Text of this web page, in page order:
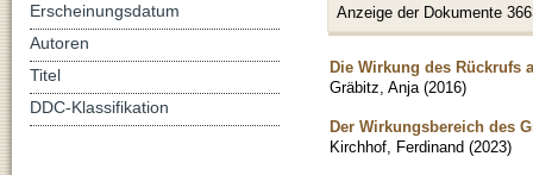
Anzeige der Dokumente
Die Wirkung des Rückrufs
Gräbitz, Anja (2016)
Der Wirkungsbereich des
Kirchhof, Ferdinand (2023)
Erscheinungsdatum
Autoren
Titel
DDC-Klassifikation